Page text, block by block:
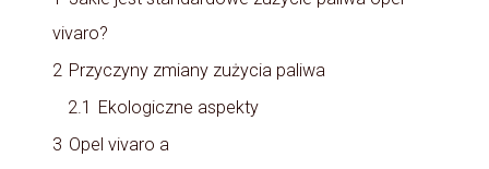
vivaro?
2 Przyczyny zmiany zużycia paliwa
2.1 Ekologiczne aspekty
3 Opel vivaro a